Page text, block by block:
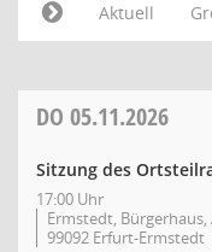
Aktuell
DO 05.11.2026
Sitzung des
17:00 Uhr
Ermstedt,
99092 Erfurt-Ermstedt